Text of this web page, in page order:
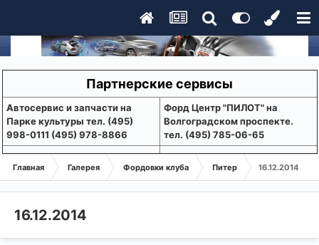
Партнерские сервисы
Aвтосервис и запчасти на
Парке культуры тел. (495)
998-0111 (495) 978-8866
Форд Центр "ПИЛОТ" на
Волгоградском проспекте.
тел. (495) 785-06-65
Главная Галерея Фордовки клуба Питер 16.12.2014
16.12.2014